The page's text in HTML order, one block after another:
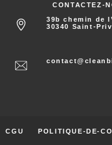
CONTACTEZ-
39b chemin de
30340 Saint-
CGU POLITIQUE-DE-